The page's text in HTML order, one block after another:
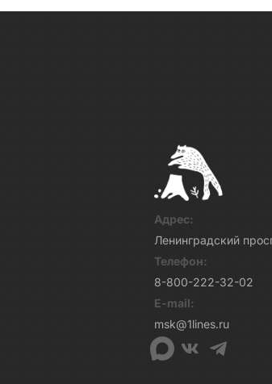
Адрес:
Ленинградский
Телефон:
8-800-222-32-02
E-mail:
msk@1lines.ru